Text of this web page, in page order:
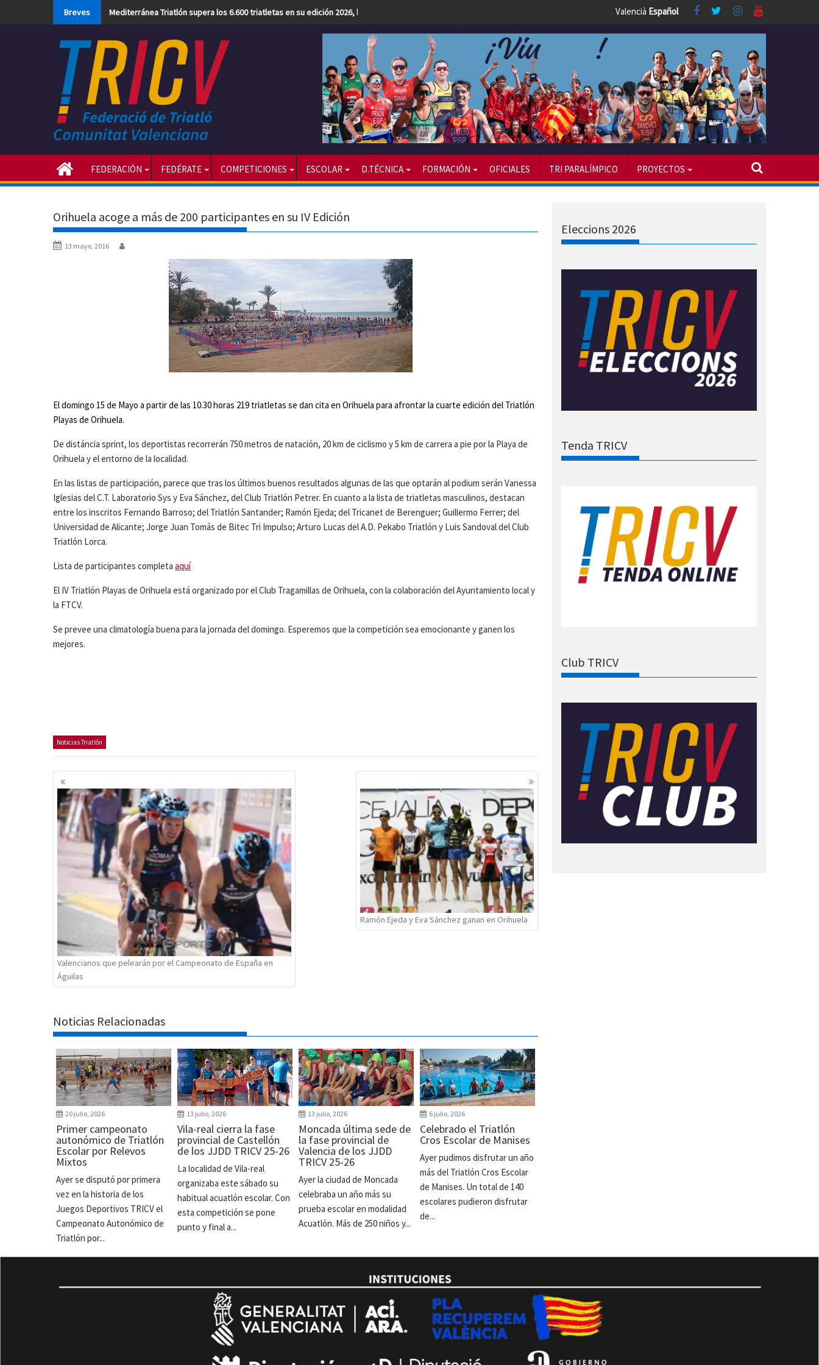
Breves Mediterránea Triatlón supera los 6.600 triatletas en su edición 2026, la más numerosa hasta la fecha Valencià Español
FEDERACIÓN FEDÉRATE COMPETICIONES ESCOLAR D.TÉCNICA FORMACIÓN OFICIALES TRI PARALÍMPICO PROYECTOS
Orihuela acoge a más de 200 participantes en su IV Edición
13 mayo, 2016
El domingo 15 de Mayo a partir de las 10.30 horas 219 triatletas se dan cita en Orihuela para afrontar la cuarte edición del Triatlón
Playas de Orihuela.
De distáncia sprint, los deportistas recorrerán 750 metros de natación, 20 km de ciclismo y 5 km de carrera a pie por la Playa de
Orihuela y el entorno de la localidad.
En las listas de participación, parece que tras los últimos buenos resultados algunas de las que optarán al podium serán Vanessa
Iglesias del C.T. Laboratorio Sys y Eva Sánchez, del Club Triatlón Petrer. En cuanto a la lista de triatletas masculinos, destacan
entre los inscritos Fernando Barroso; del Triatlón Santander; Ramón Ejeda; del Tricanet de Berenguer; Guillermo Ferrer; del
Universidad de Alicante; Jorge Juan Tomás de Bitec Tri Impulso; Arturo Lucas del A.D. Pekabo Triatlón y Luis Sandoval del Club
Triatlón Lorca.
Lista de participantes completa aquí
El IV Triatlón Playas de Orihuela está organizado por el Club Tragamillas de Orihuela, con la colaboración del Ayuntamiento local y
la FTCV.
Se prevee una climatología buena para la jornada del domingo. Esperemos que la competición sea emocionante y ganen los
mejores.
Noticias Triatlón
Navegación
de
entradas
Valencianos que pelearán por el Campeonato de España en
Águilas
Ramón Ejeda y Eva Sánchez ganan en Orihuela
Noticias Relacionadas
20 julio, 2026
Primer campeonato
autonómico de Triatlón
Escolar por Relevos
Mixtos
Ayer se disputó por primera
vez en la historia de los
Juegos Deportivos TRICV el
Campeonato Autonómico de
Triatlón por...
13 julio, 2026
Vila-real cierra la fase
provincial de Castellón
de los JJDD TRICV 25-26
La localidad de Vila-real
organizaba este sábado su
habitual acuatlón escolar. Con
esta competición se pone
punto y final a...
13 julio, 2026
Moncada última sede de
la fase provincial de
Valencia de los JJDD
TRICV 25-26
Ayer la ciudad de Moncada
celebraba un año más su
prueba escolar en modalidad
Acuatlón. Más de 250 niños y...
6 julio, 2026
Celebrado el Triatlón
Cros Escolar de Manises
Ayer pudimos disfrutar un año
más del Triatlón Cros Escolar
de Manises. Un total de 140
escolares pudieron disfrutar
de...
Eleccions 2026
Tenda TRICV
Club TRICV